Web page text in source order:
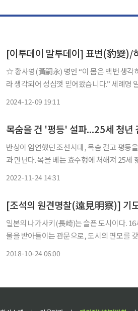
◀ ▶
[이투데이 말투데이] 표변(豹變)/
☆ 황사영(黃嗣永) 명언 “이 몸은 백번 생각하여도 이 천주교는 구세(救世)의 양약(良藥)이
라 생각되어 성심껏 믿어왔습니다.” 세례명 알렉산데르. 조선 후기 천주교도. 신유박해 때 충
2024-12-09 19:11
목숨을 건 '평등' 설파...25세 청년
반상이 엄연했던 조선시대, 목숨 걸고 평등
과 만난다. 목을 베는 효수형에 처해져 25세
2022-11-24 14:31
[조석의 원견명찰(遠見明察)] 기
일본의 나가사키(長崎)는 슬픈 도시이다.
물을 받아들이는 관문으로, 도시의 면모를
2018-10-24 06:00